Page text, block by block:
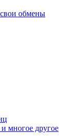
обмены
многое другое